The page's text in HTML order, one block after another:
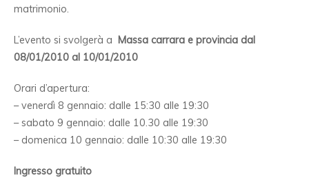
matrimonio.
L’evento si svolgerà a Massa carrara e provincia dal
08/01/2010 al 10/01/2010
Orari d’apertura:
– venerdì 8 gennaio: dalle 15:30 alle 19:30
– sabato 9 gennaio: dalle 10.30 alle 19:30
– domenica 10 gennaio: dalle 10:30 alle 19:30
Ingresso gratuito